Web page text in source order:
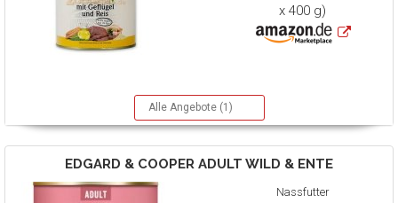
x 400 g)
Alle Angebote (1)
EDGARD & COOPER ADULT WILD & ENTE
Nassfutter